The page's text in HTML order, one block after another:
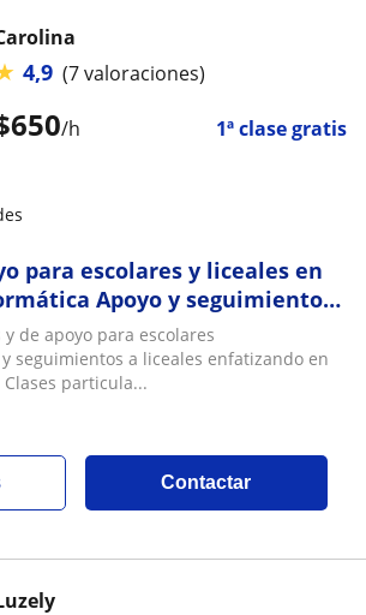
650/h 1ª clase gratis
4,9 (7 valoraciones)
para escolares y liceales en
Apoyo y seguimiento
de apoyo para escolares
seguimientos a liceales enfatizando en
particula...
Contactar